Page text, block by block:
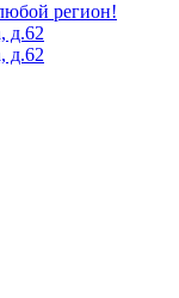
регион!
д.62
д.62